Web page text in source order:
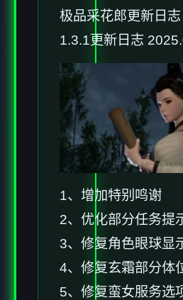
极品采花郎更新日志
1.3.1更新日志
1、增加特别鸣谢
2、优化部分任务提
3、修复角色眼球显
4、修复玄霜部分体
5、修复蛮女服务选